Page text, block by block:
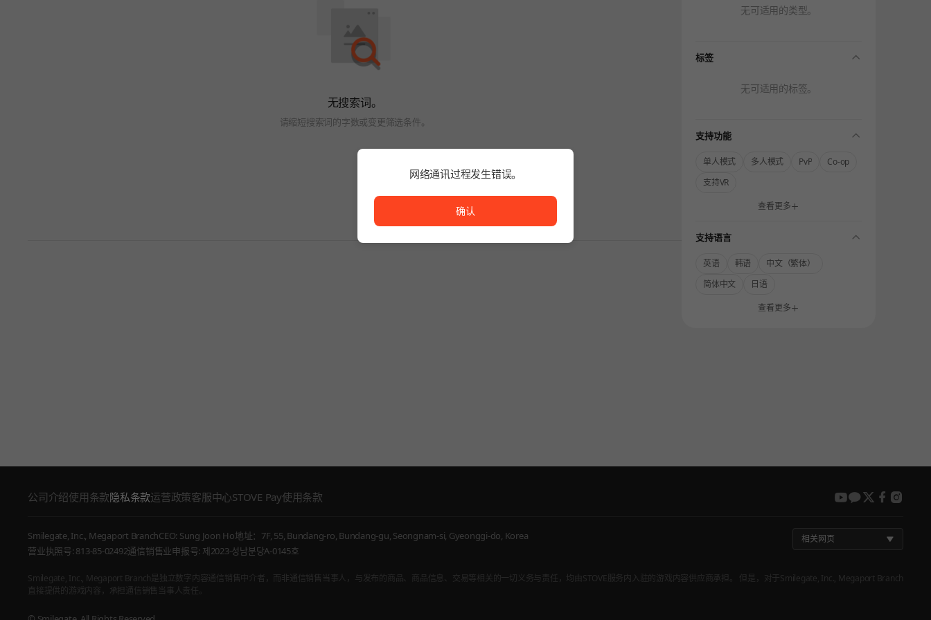
无搜索词。
请缩短搜索词的字数或变更筛选条件。
无可适用的类型。
标签 folding
无可适用的标签。
支持功能 folding
单人模式 多人模式 PvP
Co-op
支持VR
查看更多
支持语言 folding
英语 韩语
中文（繁体）
简体中文
日语
查看更多
公司介绍使用条款隐私条款运营政策客服中心STOVE Pay使用条款 youtube
kakao
twitter
Smilegate, Inc., Megaport BranchCEO: Sung Joon Ho地址：7F, 55, Bundang-ro, Bundang-gu, Seongnam-si, Gyeonggi-do, Korea
营业执照号: 813-85-02492通信销售业申报号: 제2023-성남분당A-0145호
相关网页
Smilegate, Inc., Megaport Branch是独立数字内容通信销售中介者，而非通信销售当事人，与发布的商品、商品信息、交易等相关的一切义务与责任，均由STOVE服务内入驻的游戏内容供应商承担。 但是，对于Smilegate, Inc., Megaport Branch
直接提供的游戏内容，承担通信销售当事人责任。
网络通讯过程发生错误。
确认